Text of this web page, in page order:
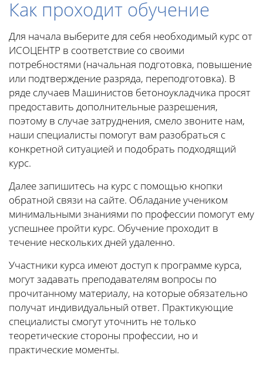
Как проходит обучение
Для начала выберите для себя необходимый курс от
ИСОЦЕНТР в соответствие со своими
потребностями (начальная подготовка, повышение
или подтверждение разряда, переподготовка). В
ряде случаев Машинистов бетоноукладчика просят
предоставить дополнительные разрешения,
поэтому в случае затруднения, смело звоните нам,
наши специалисты помогут вам разобраться с
конкретной ситуацией и подобрать подходящий
курс.
Далее запишитесь на курс с помощью кнопки
обратной связи на сайте. Обладание учеником
минимальными знаниями по профессии помогут ему
успешнее пройти курс. Обучение проходит в
течение нескольких дней удаленно.
Участники курса имеют доступ к программе курса,
могут задавать преподавателям вопросы по
прочитанному материалу, на которые обязательно
получат индивидуальный ответ. Практикующие
специалисты смогут уточнить не только
теоретические стороны профессии, но и
практические моменты.